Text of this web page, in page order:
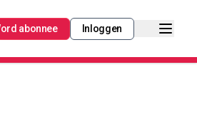
Word abonnee Inloggen